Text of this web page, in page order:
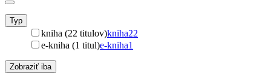
Typ
kniha (22 titulov)kniha22
e-kniha (1 titul)e-kniha1
Zobraziť iba